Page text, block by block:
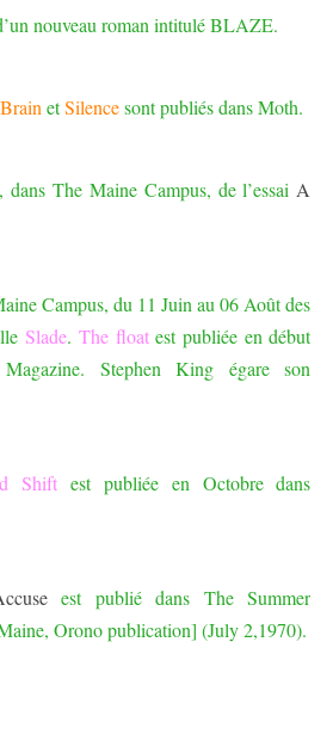
nouveau roman intitulé BLAZE.
etSilencesont publiés dans Moth.
The Maine Campus, de l’essai A
Campus, du 11 Juin au 06 Août des
Slade. The floatest publiée en début
Stephen King égare son
Shift est publiée en Octobre dans
est publié dans The Summer
Orono publication] (July 2,1970).